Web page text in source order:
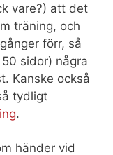
vare?) att det
träning, och
förr, så
sidor) några
Kanske också
tydligt
.
händer vid